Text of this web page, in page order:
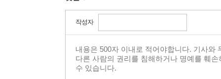
작성자